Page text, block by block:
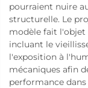
pourraient nuire
structurelle. Le
modèle fait
incluant le
l'exposition à
mécaniques afin
performance